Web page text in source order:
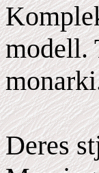
modell.
Deres